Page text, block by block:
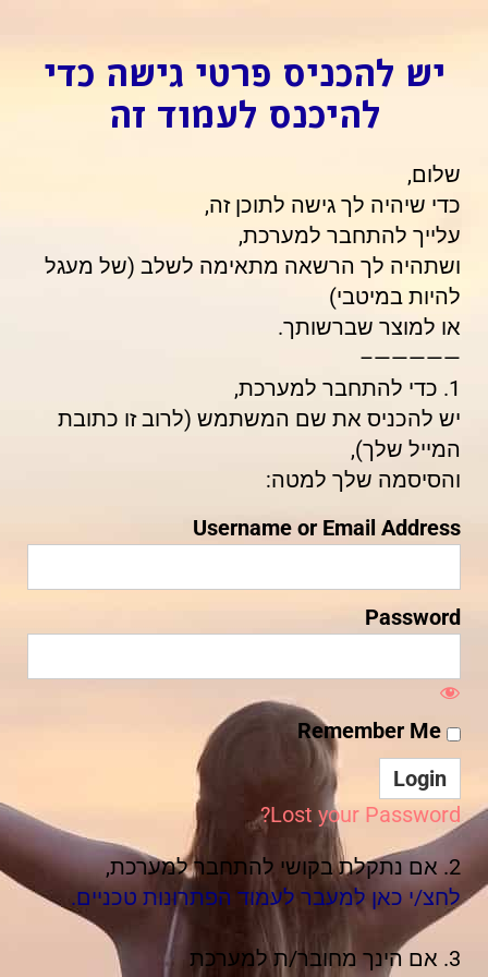
יש להכניס פרטי גישה כדי
להיכנס לעמוד זה
שלום,
כדי שיהיה לך גישה לתוכן זה,
עלייך להתחבר למערכת,
ושתהיה לך הרשאה מתאימה לשלב (של מעגל
להיות במיטבי)
או למוצר שברשותך.
—————–
1. כדי להתחבר למערכת,
יש להכניס את שם המשתמש (לרוב זו כתובת
המייל שלך),
והסיסמה שלך למטה:
Username or Email Address
Password
Lost your Password?
2. אם נתקלת בקושי להתחבר למערכת,
לחצ/י כאן למעבר לעמוד הפתרונות טכניים.
3. אם הינך מחובר/ת למערכת